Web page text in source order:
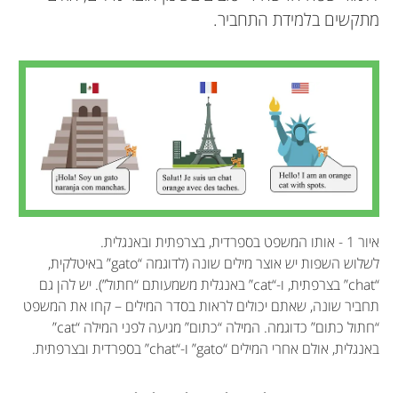
מתקשים בלמידת התחביר.
איור 1 - אותו המשפט בספרדית, בצרפתית ובאנגלית.
לשלוש השפות יש אוצר מילים שונה (לדוגמה “gato” באיטלקית,
“chat” בצרפתית, ו-“cat” באנגלית משמעותם “חתול”). יש להן גם
תחביר שונה, שאתם יכולים לראות בסדר המילים – קחו את המשפט
“חתול כתום” כדוגמה. המילה “כתום” מגיעה לפני המילה “cat”
באנגלית, אולם אחרי המילים “gato” ו-“chat” בספרדית ובצרפתית.